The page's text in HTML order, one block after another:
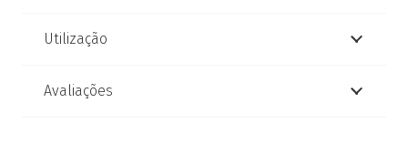
Utilização
Avaliações